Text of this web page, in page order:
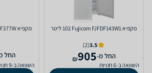
מקפיא Fujicom FJFDF143W1 ‏102 ‏ליטר
3.5
(2)
‫החל מ-905
₪
השוואה ב-6 חנויות
מקפיא Fujicom FJFNF377W ‏280 ‏ליטר
‫החל
השוואה ב-9 חנויות